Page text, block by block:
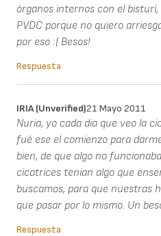
órganos internos con el bisturí,
PVDC porque no quiero
por eso :( Besos!
Respuesta
IRIA (unverified)21 Mayo 2011
Nuria, yo cada dia que veo la
fué ese el comienzo para
bien, de que algo no
cicatrices tenian algo que
buscamos, para que nuestras
que pasar por lo mismo. Un
Respuesta